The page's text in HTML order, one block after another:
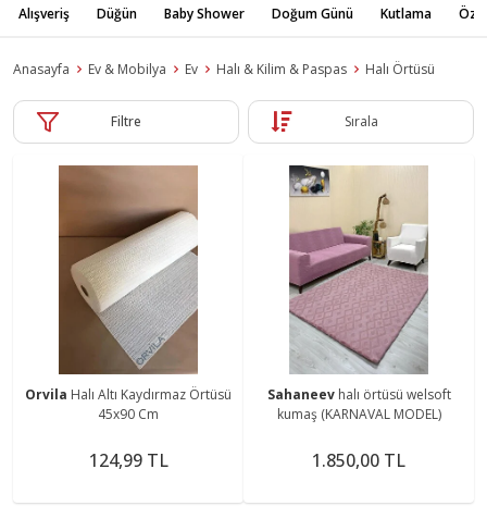
Alışveriş Düğün Baby Shower Doğum Günü Kutlama
Anasayfa Ev & Mobilya Ev Halı & Kilim & Paspas Halı Örtüsü
Filtre Sırala
Orvila Halı Altı Kaydırmaz Örtüsü
45x90 Cm
124,99 TL
Sahaneev halı örtüsü welsoft
kumaş (KARNAVAL MODEL)
1.850,00 TL